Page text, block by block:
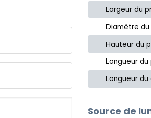
Largeur du
Diamètre
Hauteur du
Longueur
Longueur
Source de